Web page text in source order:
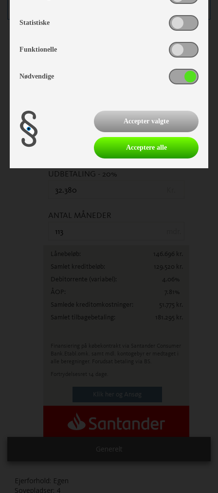
Kr.
UDBETALING - 20%
ANTAL MÅNEDER
Lånebeløb: 146.696 kr.
Samlet kreditbeløb:
129.520 kr.
Debitorrente (variabel): 4.06%
ÅOP:
7.81 %
Samlede kreditomkostninger:
51.775 kr.
Samlet tilbagebetaling:
181.295 kr.
Finansiering på købekontrakt via Santander Consumer
Bank.
Etabl.omk. samt mdl. kontogebyr er medtaget i
alle beregninger. Forudsat betaling via BS.
Fortrydelsesret 14 dage.
Klik her og Ansøg
Generelt
Ejerforhold: Egen
Sovepladser: 4
Statistiske
Funktionelle
Nødvendige
Accepter valgte
Acceptere alle